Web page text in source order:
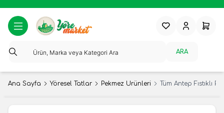
ARA
FavorilerimHesabım
Ana Sayfa Yöresel Tatlar Pekmez Ürünleri Tüm Antep Fıstıklı